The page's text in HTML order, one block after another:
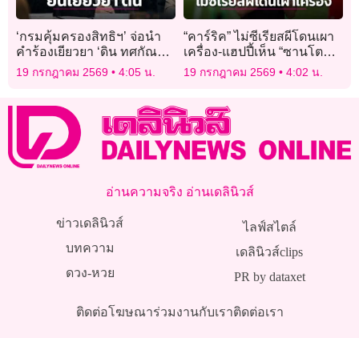
‘กรมคุ้มครองสิทธิฯ’ จ่อนำ
คำร้องเยียวยา ‘ดิน ทศกัณฐ์’
เสนอคณะอนุกรรมการฯ 20
19 กรกฎาคม 2569 4:05 น.
“คาร์ริค” ไม่ซีเรียสผีโดนเผา
เครื่อง-แฮปปี้เห็น “ซานโตส”
ประเดิมสนาม
19 กรกฎาคม 2569 4:02 น.
อ่านความจริง อ่านเดลินิวส์
ข่าวเดลินิวส์
บทความ
ดวง-หวย
ไลฟ์สไตล์
เดลินิวส์clips
PR by dataxet
ติดต่อโฆษณาร่วมงานกับเราติดต่อเรา